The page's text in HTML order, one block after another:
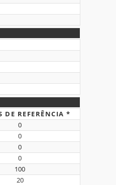
DE REFERÊNCIA *
0
0
0
0
100
20